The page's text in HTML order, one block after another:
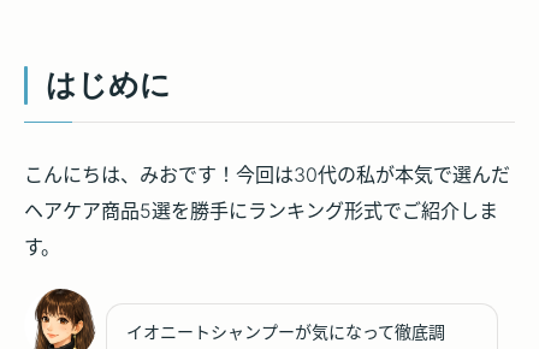
はじめに
こんにちは、みおです！今回は30代の私が本気で選んだ
ヘアケア商品5選を勝手にランキング形式でご紹介しま
す。
イオニートシャンプーが気になって徹底調